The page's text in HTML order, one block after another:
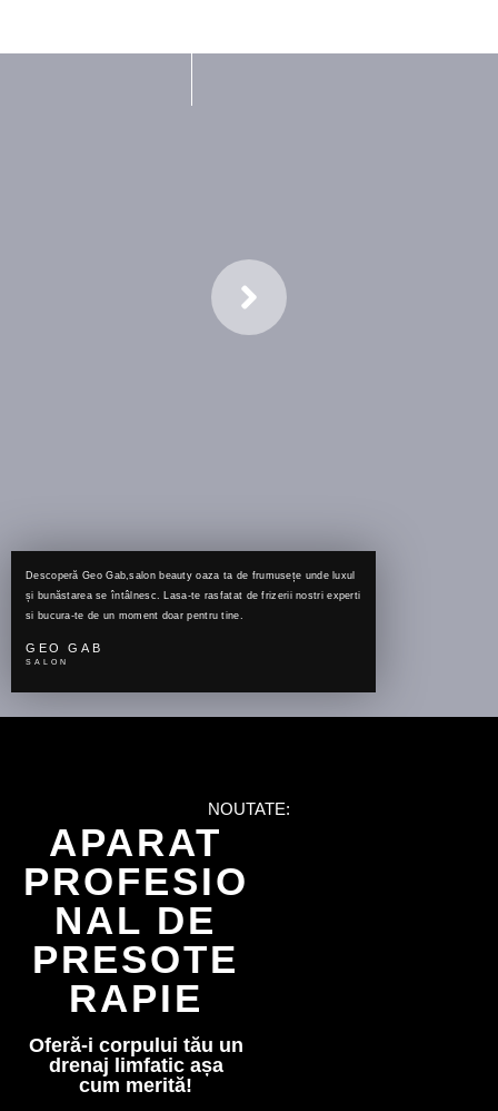
Descoperă Geo Gab,salon beauty oaza ta de frumusețe unde luxul
și bunăstarea se întâlnesc. Lasa-te rasfatat de frizerii nostri experti
si bucura-te de un moment doar pentru tine.
GEO GAB
SALON
NOUTATE:
APARAT
PROFESIO
NAL DE
PRESOTE
RAPIE
Oferă-i corpului tău un
drenaj limfatic așa
cum merită!